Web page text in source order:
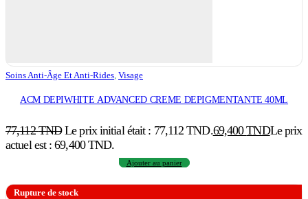
Soins Anti-Âge Et Anti-Rides Visage
ACM DEPIWHITE ADVANCED CREME DEPIGMENTANTE 40ML
77,112TND Le prix initial était : 77,112 TND.69,400TNDLe prix
actuel est : 69,400 TND.
Ajouter au panier
Rupture de stock